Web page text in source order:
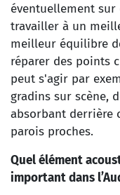
éventuellement
travailler à un
meilleur équilibre
réparer des points
peut s'agir par
gradins sur scène,
absorbant derrière
parois proches.
Quel élément
important dans